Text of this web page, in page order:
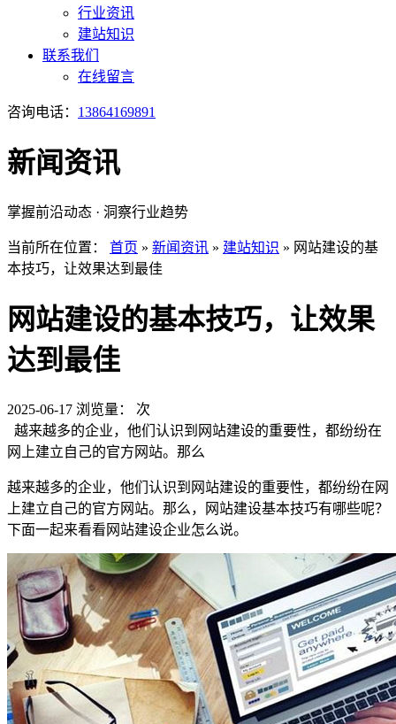
行业资讯
建站知识
联系我们
在线留言
咨询电话： 13864169891
新闻资讯
掌握前沿动态 · 洞察行业趋势
当前所在位置： 首页 » 新闻资讯 » 建站知识 » 网站建设的基
本技巧，让效果达到最佳
网站建设的基本技巧，让效果
达到最佳
2025-06-17 浏览量：
次
越来越多的企业，他们认识到网站建设的重要性，都纷纷在
网上建立自己的官方网站。那么
越来越多的企业，他们认识到网站建设的重要性，都纷纷在网
上建立自己的官方网站。那么，网站建设基本技巧有哪些呢？
下面一起来看看网站建设企业怎么说。